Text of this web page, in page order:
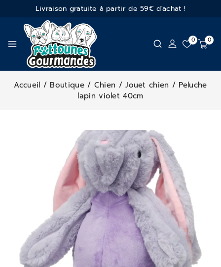
Livraison gratuite à partir de 59€ d'achat !
0 0
Accueil / Boutique / Chien / Jouet chien / Peluche
lapin violet 40cm